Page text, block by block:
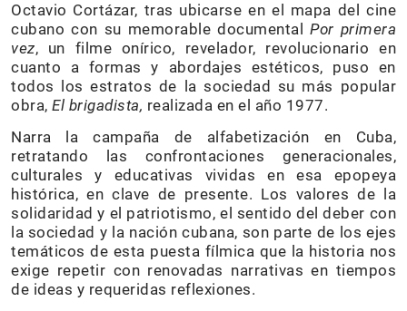
Octavio Cortázar, tras ubicarse en el mapa del cine
cubano con su memorable documental Por primera
vez, un filme onírico, revelador, revolucionario en
cuanto a formas y abordajes estéticos, puso en
todos los estratos de la sociedad su más popular
obra, El brigadista, realizada en el año 1977.
Narra la campaña de alfabetización en Cuba,
retratando las confrontaciones generacionales,
culturales y educativas vividas en esa epopeya
histórica, en clave de presente. Los valores de la
solidaridad y el patriotismo, el sentido del deber con
la sociedad y la nación cubana, son parte de los ejes
temáticos de esta puesta fílmica que la historia nos
exige repetir con renovadas narrativas en tiempos
de ideas y requeridas reflexiones.